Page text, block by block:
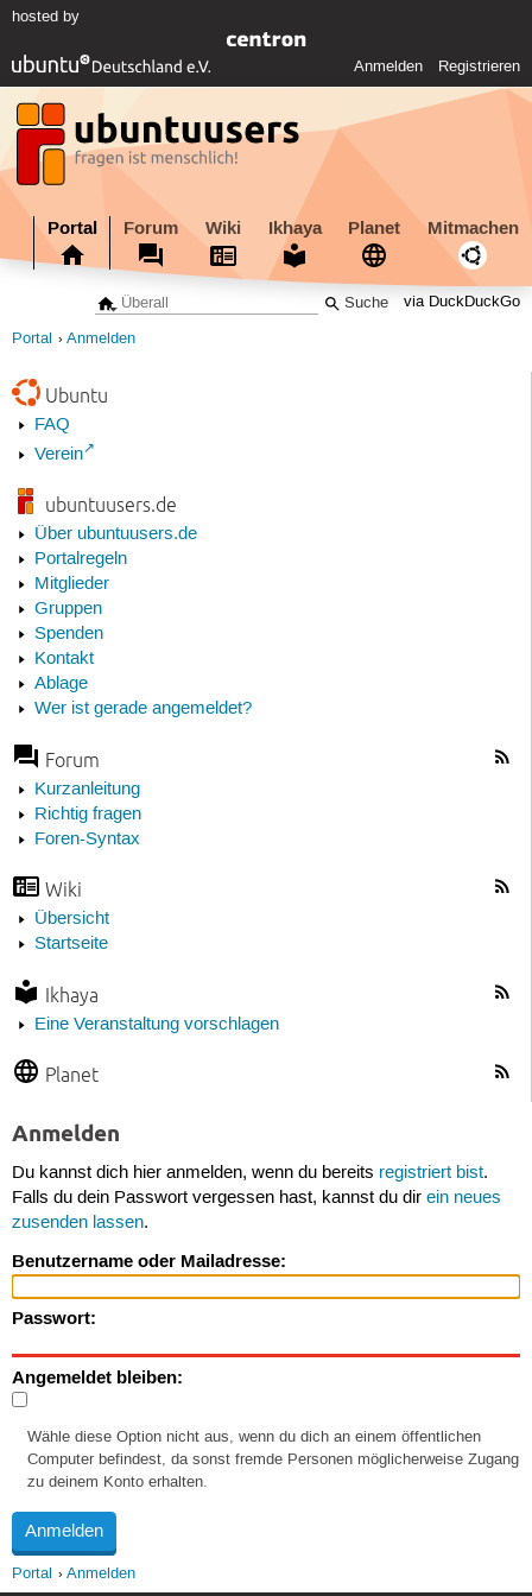
hosted by
Anmelden Registrieren
Portal Forum Wiki Ikhaya Planet Mitmachen
via DuckDuckGo
Portal Anmelden
Ubuntu
FAQ
Verein
ubuntuusers.de
Über ubuntuusers.de
Portalregeln
Mitglieder
Gruppen
Spenden
Kontakt
Ablage
Wer ist gerade angemeldet?
Forum
Kurzanleitung
Richtig fragen
Foren-Syntax
Wiki
Übersicht
Startseite
Ikhaya
Eine Veranstaltung vorschlagen
Planet
Anmelden
Du kannst dich hier anmelden, wenn du bereits registriert bist.
Falls du dein Passwort vergessen hast, kannst du dir ein neues
zusenden lassen.
Benutzername oder Mailadresse:
Passwort:
Angemeldet bleiben:
Wähle diese Option nicht aus, wenn du dich an einem öffentlichen
Computer befindest, da sonst fremde Personen möglicherweise Zugang
zu deinem Konto erhalten.
Portal Anmelden